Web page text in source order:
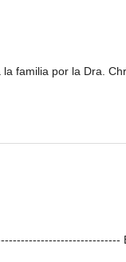
familia por la Dra.